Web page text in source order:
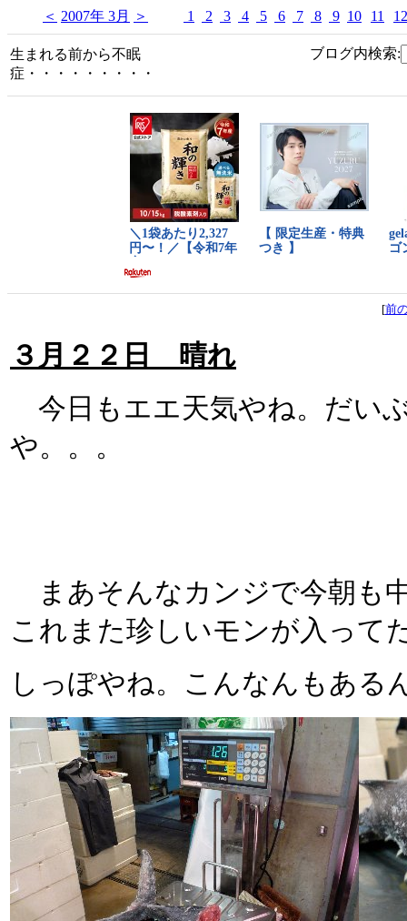
＜ 2007年 3月 ＞ 1 2 3 4 5 6 7 8 9 10 11 12
生まれる前から不眠
症・・・・・・・・・
ブログ内検索:
[前
３月２２日 晴れ
今日もエエ天気やね。だい
や。。。
まあそんなカンジで今朝も
これまた珍しいモンが入って
しっぽやね。こんなんもある